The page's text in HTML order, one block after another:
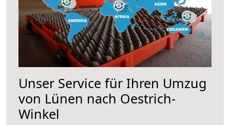
Unser Service für Ihren Umzug
von Lünen nach Oestrich-
Winkel